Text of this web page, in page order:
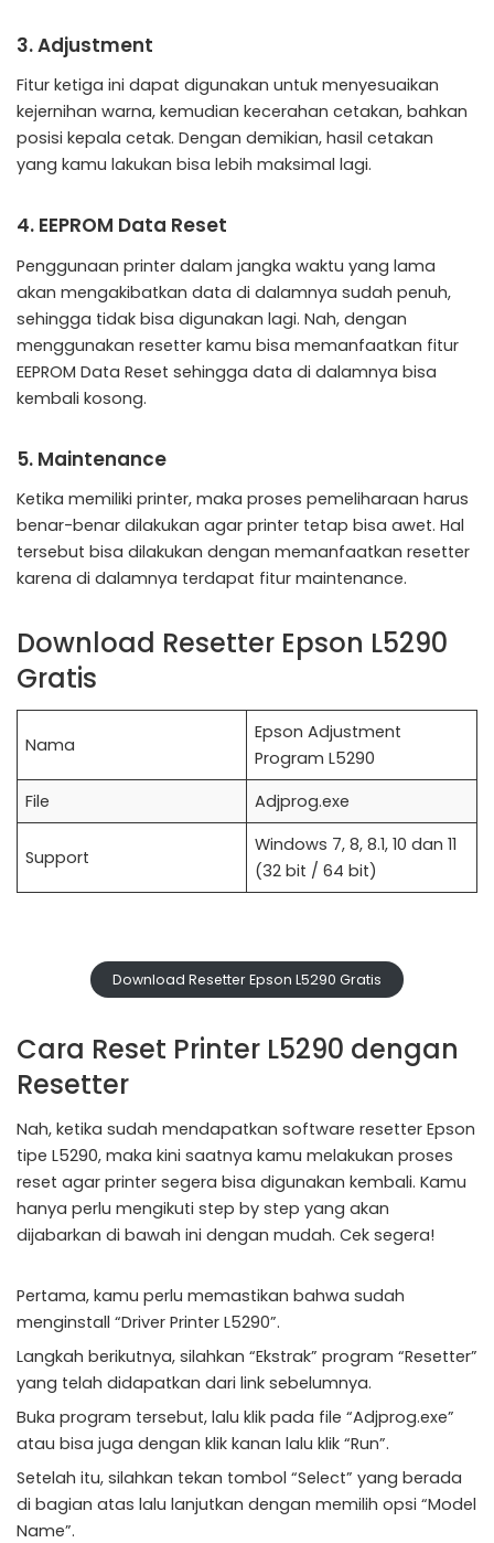
3. Adjustment
Fitur ketiga ini dapat digunakan untuk menyesuaikan
kejernihan warna, kemudian kecerahan cetakan, bahkan
posisi kepala cetak. Dengan demikian, hasil cetakan
yang kamu lakukan bisa lebih maksimal lagi.
4. EEPROM Data Reset
Penggunaan printer dalam jangka waktu yang lama
akan mengakibatkan data di dalamnya sudah penuh,
sehingga tidak bisa digunakan lagi. Nah, dengan
menggunakan resetter kamu bisa memanfaatkan fitur
EEPROM Data Reset sehingga data di dalamnya bisa
kembali kosong.
5. Maintenance
Ketika memiliki printer, maka proses pemeliharaan harus
benar-benar dilakukan agar printer tetap bisa awet. Hal
tersebut bisa dilakukan dengan memanfaatkan resetter
karena di dalamnya terdapat fitur maintenance.
Download Resetter Epson L5290
Gratis
Nama
Epson Adjustment
Program L5290
File
Adjprog.exe
Support
Windows 7, 8, 8.1, 10 dan 11
(32 bit / 64 bit)
Download Resetter Epson L5290 Gratis
Cara Reset Printer L5290 dengan
Resetter
Nah, ketika sudah mendapatkan software resetter Epson
tipe L5290, maka kini saatnya kamu melakukan proses
reset agar printer segera bisa digunakan kembali. Kamu
hanya perlu mengikuti step by step yang akan
dijabarkan di bawah ini dengan mudah. Cek segera!
Pertama, kamu perlu memastikan bahwa sudah
menginstall “Driver Printer L5290”.
Langkah berikutnya, silahkan “Ekstrak” program “Resetter”
yang telah didapatkan dari link sebelumnya.
Buka program tersebut, lalu klik pada file “Adjprog.exe”
atau bisa juga dengan klik kanan lalu klik “Run”.
Setelah itu, silahkan tekan tombol “Select” yang berada
di bagian atas lalu lanjutkan dengan memilih opsi “Model
Name”.